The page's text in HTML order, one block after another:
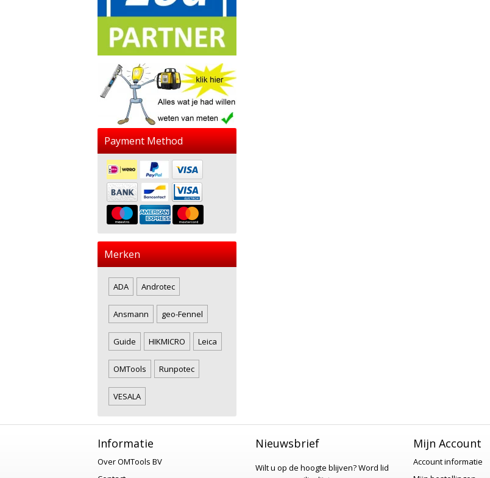
Payment Method
Merken
ADA Androtec
Ansmann geo-Fennel
Guide HIKMICRO Leica
OMTools Runpotec
VESALA
Informatie
Over OMTools BV
Nieuwsbrief
Wilt u op de hoogte blijven?Word lid
Mijn Account
Account informatie